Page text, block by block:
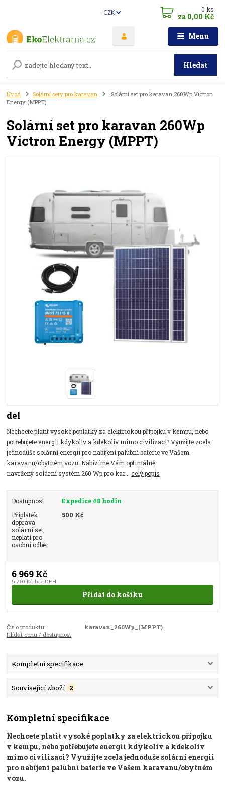
Menu
CZK
Hledat
0ks
za 0,00 Kč
Úvod Solární sety pro karavan
Solární set pro karavan 260Wp Victron
Energy (MPPT)
Solární set pro karavan 260Wp
Victron Energy (MPPT)
del
Nechcete platit vysoké poplatky za elektrickou přípojku v kempu, nebo
potřebujete energii kdykoliv a kdekoliv mimo civilizaci? Využijte zcela
jednoduše solární energii pro nabíjení palubní baterie ve Vašem
karavanu/obytném vozu. Nabízíme Vám optimálně
navržený solární systém 260 Wp pro kar...celý popis
Dostupnost
Expedice 48 hodin
Příplatek
doprava
solární set,
neplatí pro
osobní odběr
500 Kč
6 969 Kč
5 760 Kč bez DPH
Přidat do košíku
Číslo produktu:
karavan_260Wp_(MPPT)
Hlídat cenu / dostupnost
Kompletní specifikace
Související zboží 2
Kompletní specifikace
Nechcete platit vysoké poplatky za elektrickou přípojku
v kempu, nebo potřebujete energii kdykoliv a kdekoliv
mimo civilizaci? Využijte zcela jednoduše solární energii
pro nabíjení palubní baterie ve Vašem karavanu/obytném
vozu.